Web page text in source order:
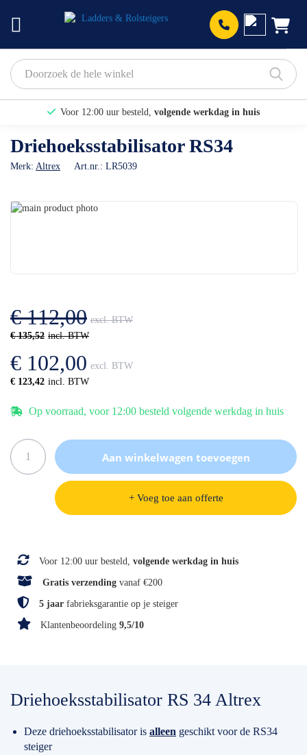
Voor 12:00 uur besteld, volgende werkdag in huis
Bekijk hier onze Actiepagina
Binnen 1 dag een
Driehoeksstabilisator RS34
Merk: Altrex Art.nr.: LR5039
Ga
gallerij
€ 135,52
€ 112,00
€ 123,42
€ 102,00
Op voorraad, voor 12:00 besteld volgende werkdag in huis
Aan winkelwagen toevoegen
+ Voeg toe aan offerte
Voor 12:00 uur besteld, volgende werkdag in huis
Gratis verzending vanaf €200
5 jaar fabrieksgarantie op je steiger
Klantenbeoordeling 9,5/10
Driehoeksstabilisator RS 34 Altrex
Deze driehoeksstabilisator is alleen geschikt voor de RS34
steiger